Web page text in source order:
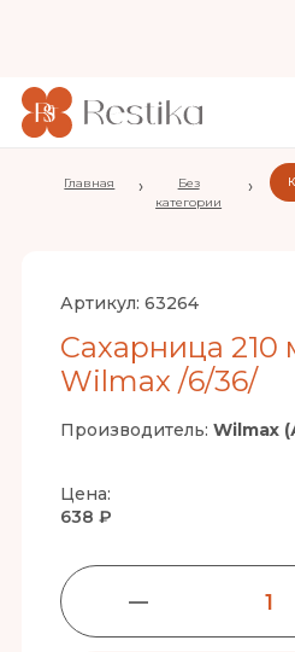
Главная ›
Без
категории
›
Артикул: 63264
Сахарница 210
Wilmax /6/36/
Производитель: Wilmax
Цена:
638 ₽
1